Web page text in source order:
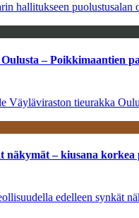
hallitukseen puolustusalan
– Poikkimaantien
Väyläviraston tieurakka
näkymät – kiusana
edelleen synkät